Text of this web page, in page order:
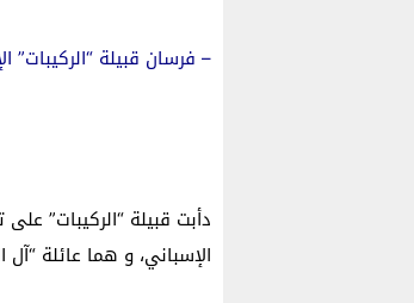
– فرسان قبيلة “الركيبات”
دأبت قبيلة “الركيبات”
الإسباني، و هما عائلة “آل